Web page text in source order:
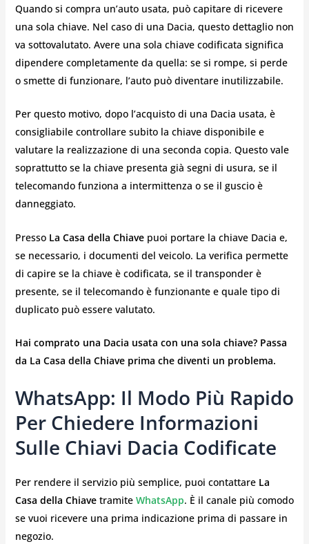
Quando si compra un’auto usata, può capitare di ricevere
una sola chiave. Nel caso di una Dacia, questo dettaglio non
va sottovalutato. Avere una sola chiave codificata significa
dipendere completamente da quella: se si rompe, si perde
o smette di funzionare, l’auto può diventare inutilizzabile.
Per questo motivo, dopo l’acquisto di una Dacia usata, è
consigliabile controllare subito la chiave disponibile e
valutare la realizzazione di una seconda copia. Questo vale
soprattutto se la chiave presenta già segni di usura, se il
telecomando funziona a intermittenza o se il guscio è
danneggiato.
Presso La Casa della Chiavepuoi portare la chiave Dacia e,
se necessario, i documenti del veicolo. La verifica permette
di capire se la chiave è codificata, se il transponder è
presente, se il telecomando è funzionante e quale tipo di
duplicato può essere valutato.
Hai comprato una Dacia usata con una sola chiave? Passa
da La Casa della Chiave prima che diventi un problema.
WhatsApp: Il Modo Più Rapido
Per Chiedere Informazioni
Sulle Chiavi Dacia Codificate
Per rendere il servizio più semplice, puoi contattare La
Casa della Chiavetramite WhatsApp. È il canale più comodo
se vuoi ricevere una prima indicazione prima di passare in
negozio.